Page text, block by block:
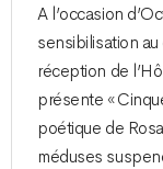
A l’occasion
sensibilisation
réception de
présente «
poétique de
méduses